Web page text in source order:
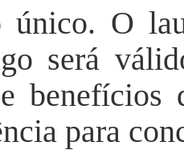
único. O
será
benefícios
para